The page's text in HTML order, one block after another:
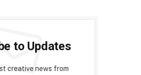
to Updates
creative news from